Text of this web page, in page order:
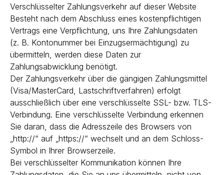
Verschlüsselter Zahlungsverkehr auf dieser Website
Besteht nach dem Abschluss eines kostenpflichtigen
Vertrags eine Verpflichtung, uns Ihre Zahlungsdaten
(z. B. Kontonummer bei Einzugsermächtigung) zu
übermitteln, werden diese Daten zur
Zahlungsabwicklung benötigt.
Der Zahlungsverkehr über die gängigen Zahlungsmittel
(Visa/MasterCard, Lastschriftverfahren) erfolgt
ausschließlich über eine verschlüsselte SSL- bzw. TLS-
Verbindung. Eine verschlüsselte Verbindung erkennen
Sie daran, dass die Adresszeile des Browsers von
„http://“ auf „https://“ wechselt und an dem Schloss-
Symbol in Ihrer Browserzeile.
Bei verschlüsselter Kommunikation können Ihre